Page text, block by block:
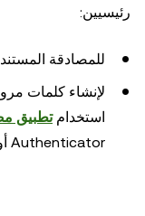
رئيسيين:
للمصادقة
لإنشاء كلمات
استخدامتطبيق
Authenticator أو Microsoft Authenticator